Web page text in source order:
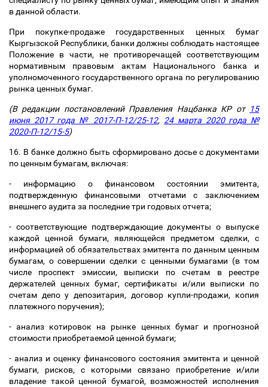
в данной области.
При покупке-продаже государственных ценных бумаг
Кыргызской Республики, банки должны соблюдать настоящее
Положение в части, не противоречащей соответствующим
нормативным правовым актам Национального банка и
уполномоченного государственного органа по регулированию
рынка ценных бумаг.
(В редакции постановлений Правления Нацбанка КР от 15
июня 2017 года № 2017-П-12/25-12, 24 марта 2020 года №
2020-П-12/15-5)
16. В банке должно быть сформировано досье с документами
по ценным бумагам, включая:
- информацию о финансовом состоянии эмитента,
подтвержденную финансовыми отчетами с заключением
внешнего аудита за последние три годовых отчета;
- соответствующие подтверждающие документы о выпуске
каждой ценной бумаги, являющейся предметом сделки, с
информацией об обязательствах эмитента по данным ценным
бумагам, о совершении сделки с ценными бумагами (в том
числе проспект эмиссии, выписки по счетам в реестре
держателей ценных бумаг, сертификаты и/или выписки по
счетам депо у депозитария, договор купли-продажи, копия
платежного поручения);
- анализ котировок на рынке ценных бумаг и прогнозной
стоимости приобретаемой ценной бумаги;
- анализ и оценку финансового состояния эмитента и ценной
бумаги, рисков, с которыми связано приобретение и/или
владение такой ценной бумагой, возможностей исполнения